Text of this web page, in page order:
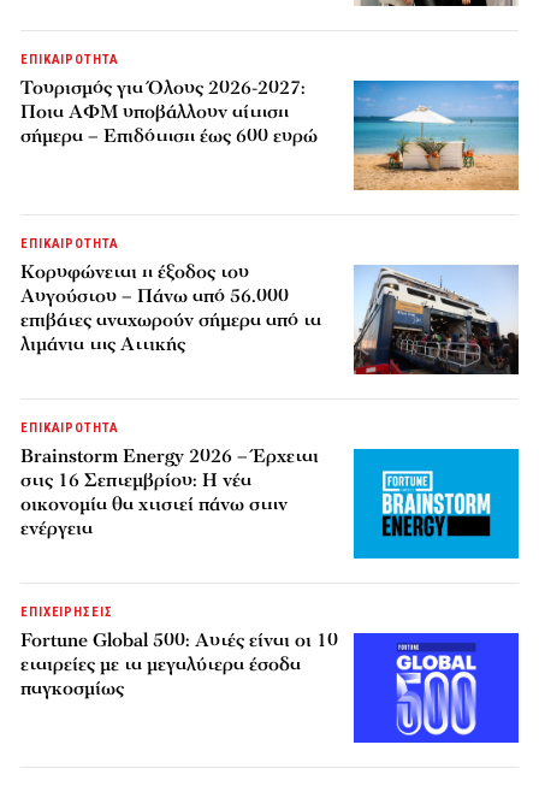
ΕΠΙΚΑΙΡΟΤΗΤΑ
Τουρισμός για Όλους 2026-2027:
Ποια ΑΦΜ υποβάλλουν αίτηση
σήμερα – Επιδότηση έως 600 ευρώ
ΕΠΙΚΑΙΡΟΤΗΤΑ
Κορυφώνεται η έξοδος του
Αυγούστου – Πάνω από 56.000
επιβάτες αναχωρούν σήμερα από τα
λιμάνια της Αττικής
ΕΠΙΚΑΙΡΟΤΗΤΑ
Brainstorm Energy 2026 – Έρχεται
στις 16 Σεπτεμβρίου: Η νέα
οικονομία θα χτιστεί πάνω στην
ενέργεια
ΕΠΙΧΕΙΡΗΣΕΙΣ
Fortune Global 500: Αυτές είναι οι 10
εταιρείες με τα μεγαλύτερα έσοδα
παγκοσμίως